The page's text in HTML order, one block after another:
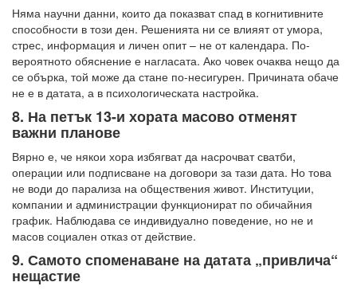
Няма научни данни, които да показват спад в когнитивните
способности в този ден. Решенията ни се влияят от умора,
стрес, информация и личен опит – не от календара. По-
вероятното обяснение е нагласата. Ако човек очаква нещо да
се обърка, той може да стане по-несигурен. Причината обаче
не е в датата, а в психологическата настройка.
8. На петък 13-и хората масово отменят
важни планове
Вярно е, че някои хора избягват да насрочват сватби,
операции или подписване на договори за тази дата. Но това
не води до парализа на обществения живот. Институции,
компании и администрации функционират по обичайния
график. Наблюдава се индивидуално поведение, но не и
масов социален отказ от действие.
9. Самото споменаване на датата „привлича“
нещастие